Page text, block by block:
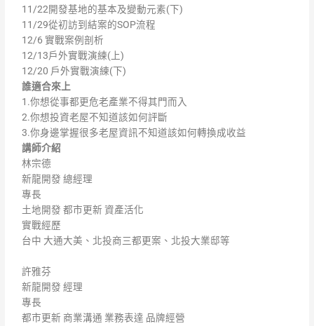
11/22開發基地的基本及變動元素(下)
11/29從初訪到結案的SOP流程
12/6 實戰案例剖析
12/13戶外實戰演練(上)
12/20 戶外實戰演練(下)
誰適合來上
1.你想從事都更危老產業不得其門而入
2.你想投資老屋不知道該如何評斷
3.你身邊掌握很多老屋資訊不知道該如何轉換成收益
講師介紹
林宗德
新龍開發 總經理
專長
土地開發 都市更新 資產活化
實戰經歷
台中 大通大美、北投商三都更案、北投大業邸等
許雅芬
新龍開發 經理
專長
都市更新 商業溝通 業務表達 品牌經營